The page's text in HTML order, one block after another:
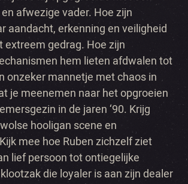
afwezige vader. Hoe zijn
aandacht, erkenning en veiligheid
extreem gedrag. Hoe zijn
hem lieten afdwalen tot
onzeker mannetje met chaos in
je meenemen naar het opgroeien
in de jaren ‘90. Krijg
hooligan scene en
mee hoe Ruben zichzelf ziet
lief persoon tot ontiegelijke
die loyaler is aan zijn dealer